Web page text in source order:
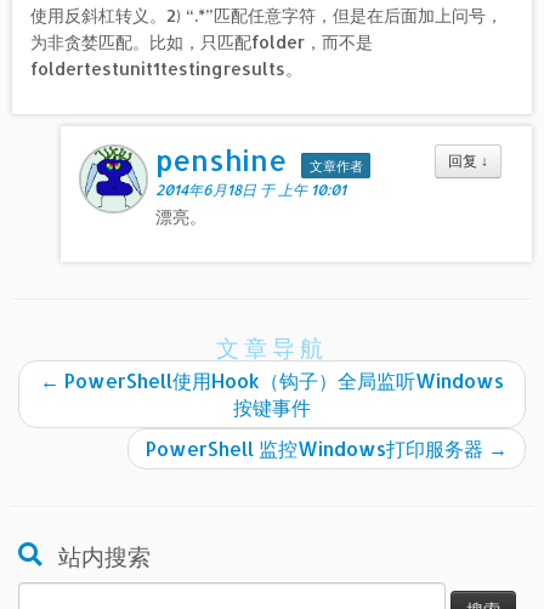
使用反斜杠转义。2) “.*”匹配任意字符，但是在后面加上问号，
为非贪婪匹配。比如，只匹配folder，而不是
foldertestunit1testingresults。
回复 ↓
penshine
文章作者
2014年6月18日 于 上午 10:01
漂亮。
文章导航
← PowerShell使用Hook（钩子）全局监听Windows
按键事件
PowerShell 监控Windows打印服务器 →
站内搜索